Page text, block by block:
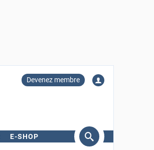
Devenez membre
E-SHOP